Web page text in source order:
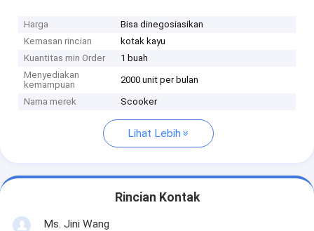
Harga
Bisa dinegosiasikan
Kemasan rincian
kotak kayu
Kuantitas min Order
1 buah
Menyediakan
kemampuan
2000 unit per bulan
Nama merek Scooker
Lihat Lebih
Rincian Kontak
Ms. Jini Wang